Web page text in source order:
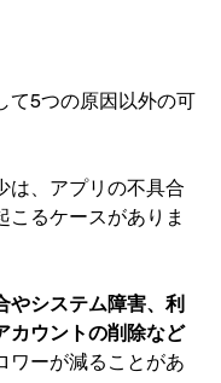
て5つの原因以外の可
は、アプリの不具合
こるケースがありま
やシステム障害、利
カウントの削除など
ワーが減ることがあ